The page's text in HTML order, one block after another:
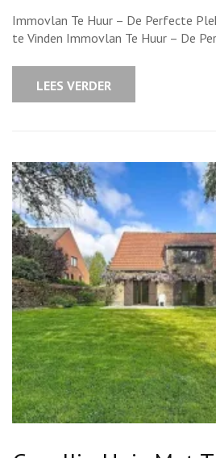
Immovlan Te Huur – De Perfecte
te Vinden Immovlan Te Huur – De
LEES VERDER